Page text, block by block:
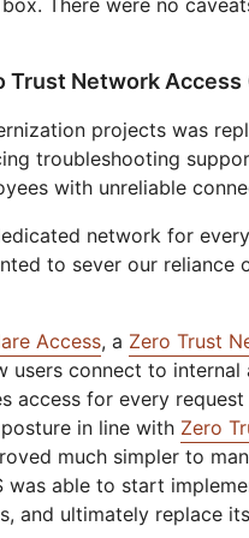
Trust Network Access
projects was
troubleshooting
with unreliable
network for
to sever our
Access, a Zero Trust
users connect to internal
access for every
in line with Zero
much simpler to
was able to start
and ultimately replace